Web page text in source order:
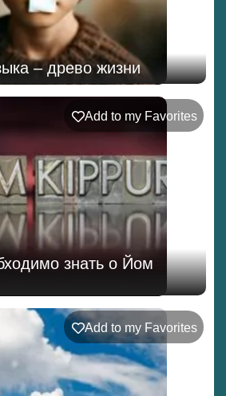
– древо жизни
Add to my Favorites
знать о Йом
Add to my Favorites